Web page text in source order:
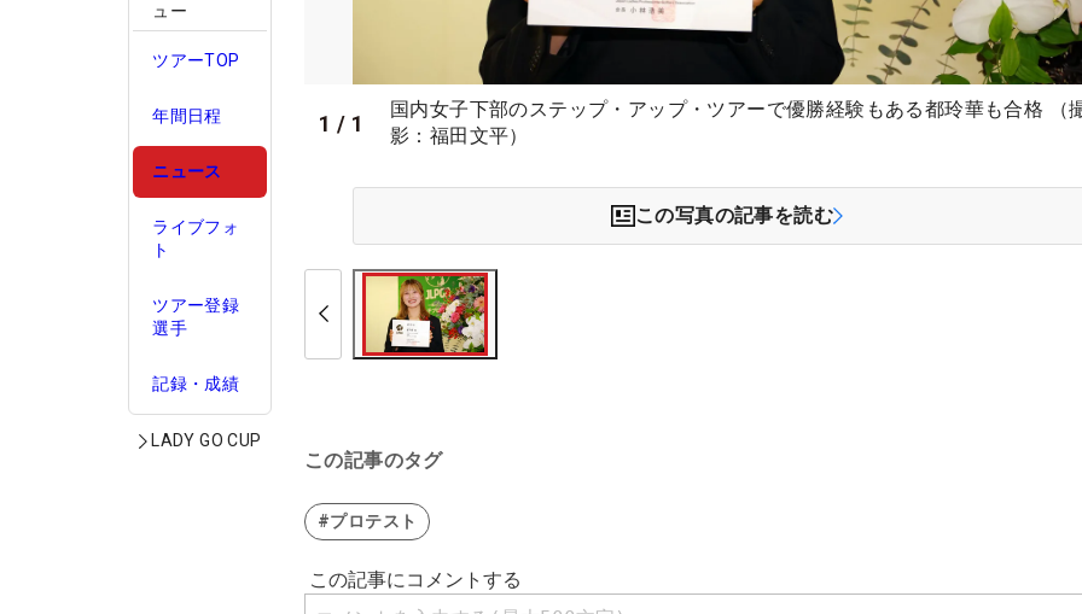
ュー
ツアーTOP
年間日程
ニュース
ライブフォ
ト
ツアー登録
選手
記録・成績
LADY GO CUP
1 / 1
国内女子下部のステップ・アップ・ツアーで優勝経験もある都玲華も合格 （
影：福田文平）
この写真の記事を読む
この記事のタグ
#プロテスト